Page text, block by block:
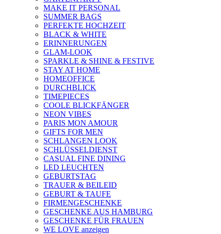
MAKE IT PERSONAL
SUMMER BAGS
PERFEKTE HOCHZEIT
BLACK & WHITE
ERINNERUNGEN
GLAM-LOOK
SPARKLE & SHINE & FESTIVE
STAY AT HOME
HOMEOFFICE
DURCHBLICK
TIMEPIECES
COOLE BLICKFÄNGER
NEON VIBES
PARIS MON AMOUR
GIFTS FOR MEN
SCHLANGEN LOOK
SCHLÜSSELDIENST
CASUAL FINE DINING
LED LEUCHTEN
GEBURTSTAG
TRAUER & BEILEID
GEBURT & TAUFE
FIRMENGESCHENKE
GESCHENKE AUS HAMBURG
GESCHENKE FÜR FRAUEN
WE LOVE anzeigen